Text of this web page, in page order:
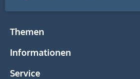
Themen
Informationen
Service